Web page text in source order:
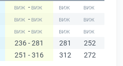
-
-
-
236 - 281 281 252
251 - 316 312 272